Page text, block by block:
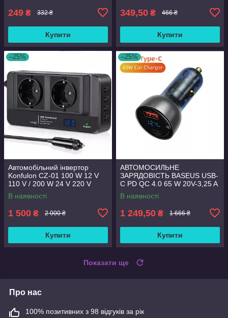
249 ₴ 332 ₴
Купити
349,50 ₴ 466 ₴
Купити
–25%
Автомобільний інвертор
Konfulon CZ-01 100 W 12 V
110 V / 200 W 24 V 220 V
В наявності
1 500 ₴ 2 000 ₴
Купити
–25%
АВТОМОСИЛЬНЕ
ЗАРЯДОВІСТЬ BASEUS USB-
C PD QC 4.0 65 W 20V-3,25 A
ДЛЯ НОУТБУКІВ
В наявності
1 249,50 ₴ 1 666 ₴
Купити
Показати ще
Про нас
100% позитивних з 98 відгуків за рік